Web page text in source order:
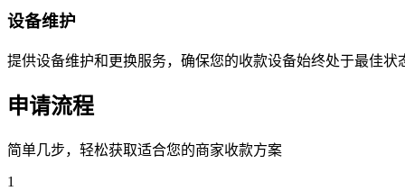
设备维护
提供设备维护和更换服务，确保您的收款设备始终处于最佳状
申请流程
简单几步，轻松获取适合您的商家收款方案
1